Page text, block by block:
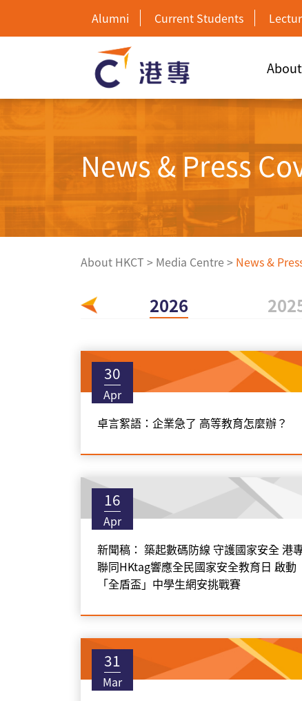
Alumni Current Students
News & Press
About HKCT > Media Centre > News &
2026
30
Apr
卓言絮語：企業急了 高等教育怎麼辦？
16
Apr
新聞稿： 築起數碼防線 守護國家安全 港
聯同HKtag響應全民國家安全教育日 啟動
「全盾盃」中學生網安挑戰賽
31
Mar